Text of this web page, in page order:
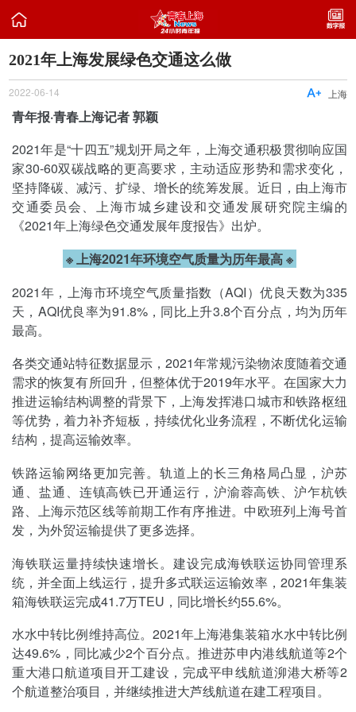

​2021年上海发展绿色交通这么做
2022-06-14 上海

青年报·青春上海记者 郭颖
2021年是“十四五”规划开局之年，上海交通积极贯彻响应国
家30-60双碳战略的更高要求，主动适应形势和需求变化，
坚持降碳、减污、扩绿、增长的统筹发展。近日，由上海市
交通委员会、上海市城乡建设和交通发展研究院主编的
《2021年上海绿色交通发展年度报告》出炉。
※上海2021年环境空气质量为历年最高※
2021年，上海市环境空气质量指数（AQI）优良天数为335
天，AQI优良率为91.8%，同比上升3.8个百分点，均为历年
最高。
各类交通站特征数据显示，2021年常规污染物浓度随着交通
需求的恢复有所回升，但整体优于2019年水平。在国家大力
推进运输结构调整的背景下，上海发挥港口城市和铁路枢纽
等优势，着力补齐短板，持续优化业务流程，不断优化运输
结构，提高运输效率。
铁路运输网络更加完善。轨道上的长三角格局凸显，沪苏
通、盐通、连镇高铁已开通运行，沪渝蓉高铁、沪乍杭铁
路、上海示范区线等前期工作有序推进。中欧班列上海号首
发，为外贸运输提供了更多选择。
海铁联运量持续快速增长。建设完成海铁联运协同管理系
统，并全面上线运行，提升多式联运运输效率，2021年集装
箱海铁联运完成41.7万TEU，同比增长约55.6%。
水水中转比例维持高位。2021年上海港集装箱水水中转比例
达49.6%，同比减少2个百分点。推进苏申内港线航道等2个
重大港口航道项目开工建设，完成平申线航道泖港大桥等2
个航道整治项目，并继续推进大芦线航道在建工程项目。